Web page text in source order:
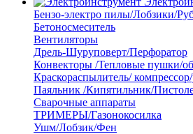
Бензо-электро пилы/Лобзики/
Бетоносмеситель
Вентиляторы
Дрель-Шуруповерт/Перфоратор
Конвекторы /Тепловые пушки/
Краскораспылитель/
Паяльник /Кипятильник/
Сварочные аппараты
ТРИМЕРЫ/Газонокосилка
Ушм/Лобзик/Фен